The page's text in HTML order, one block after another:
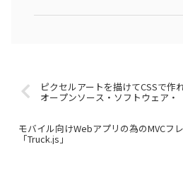
ピクセルアートを描けてCSSで作
オープンソース・ソフトウェア・
モバイル向けWebアプリの為のMVCフ
「Truck.js」